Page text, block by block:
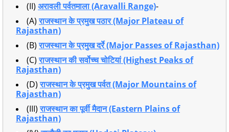
(II) अरावली पर्वतमाला (Aravalli Range)-
(A)राजस्थान के प्रमुख पठार (Major Plateau of
Rajasthan)
(B)राजस्थान के प्रमुख दर्रे (Major Passes of Rajasthan)
(C)राजस्थान की सर्वोच्च चोटियां (Highest Peaks of
Rajasthan)
(D)राजस्थान के प्रमुख पर्वत (Major Mountains of
Rajasthan)
(III)राजस्थान का पूर्वी मैदान (Eastern Plains of
Rajasthan)